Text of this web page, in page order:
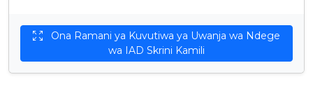
wa IAD Skrini Kamili